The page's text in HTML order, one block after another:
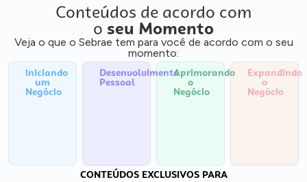
Conteúdos de acordo com
o seu Momento
Veja o que o Sebrae tem para você de acordo com o seu
momento:
Iniciando
um
Negócio
Desenvolvimento
Pessoal
Aprimorando
o
Negócio
Expandindo
o
Negócio
CONTEÚDOS EXCLUSIVOS PARA